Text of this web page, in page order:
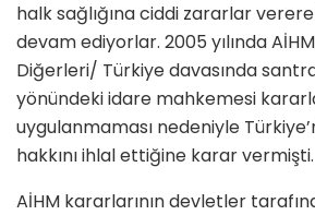
halk sağlığına ciddi zararlar
devam ediyorlar. 2005 yılında
Diğerleri/ Türkiye davasında
yönündeki idare mahkemesi
uygulanmaması nedeniyle
hakkını ihlal ettiğine karar vermişti.
AİHM kararlarının devletler